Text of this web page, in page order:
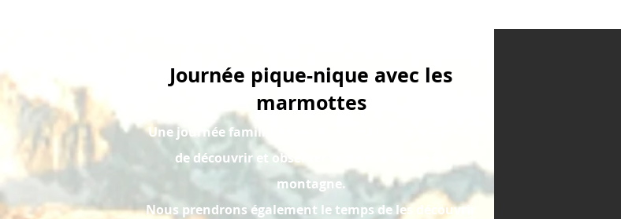
Journée pique-nique avec les
marmottes
Une journée familiale
de découvrir et observer la grande faune de
montagne.
Nous prendrons également le temps de les découvrir